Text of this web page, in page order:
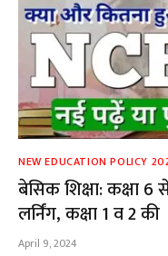
NEW EDUCATION POLICY
बेसिक शिक्षा: कक्षा
लर्निंग, कक्षा 1 व 2
April 9, 2024